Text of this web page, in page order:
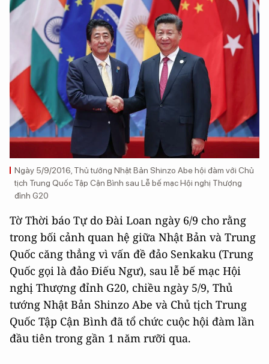
Ngày 5/9/2016, Thủ tướng Nhật Bản Shinzo Abe hội đàm với Chủ
tịch Trung Quốc Tập Cận Bình sau Lễ bế mạc Hội nghị Thượng
đỉnh G20
Tờ Thời báo Tự do Đài Loan ngày 6/9 cho rằng
trong bối cảnh quan hệ giữa Nhật Bản và Trung
Quốc căng thẳng vì vấn đề đảo Senkaku (Trung
Quốc gọi là đảo Điếu Ngư), sau lễ bế mạc Hội
nghị Thượng đỉnh G20, chiều ngày 5/9, Thủ
tướng Nhật Bản Shinzo Abe và Chủ tịch Trung
Quốc Tập Cận Bình đã tổ chức cuộc hội đàm lần
đầu tiên trong gần 1 năm rưỡi qua.